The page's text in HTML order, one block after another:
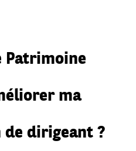
ma
dirigeant ?